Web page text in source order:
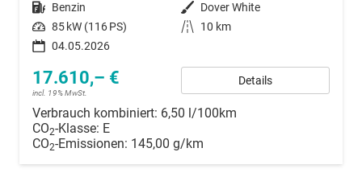
Kraftstoff Benzin Außenfarbe Dover White
Leistung 85 kW (116 PS) Kilometerstand
10 km
04.05.2026
17.610,– €
incl. 19% MwSt.
Details
Verbrauch kombiniert: 6,50 l/100km
CO2-Klasse: E
CO2-Emissionen: 145,00 g/km